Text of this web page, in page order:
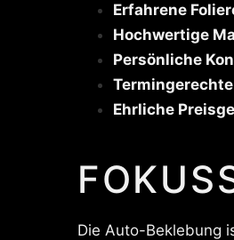
Erfahrene
Hochwertige
Persönliche
Ehrliche
Die Auto-Beklebung